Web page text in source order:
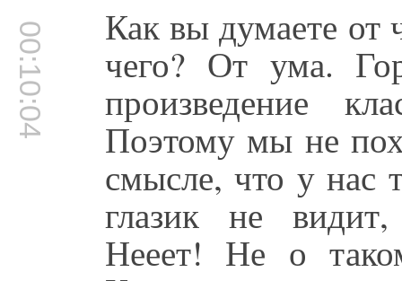
00:10:04 Как вы думаете от
чего? От ума.
произведение
Поэтому мы не
смысле, что у нас
глазик не
Нееет! Не о